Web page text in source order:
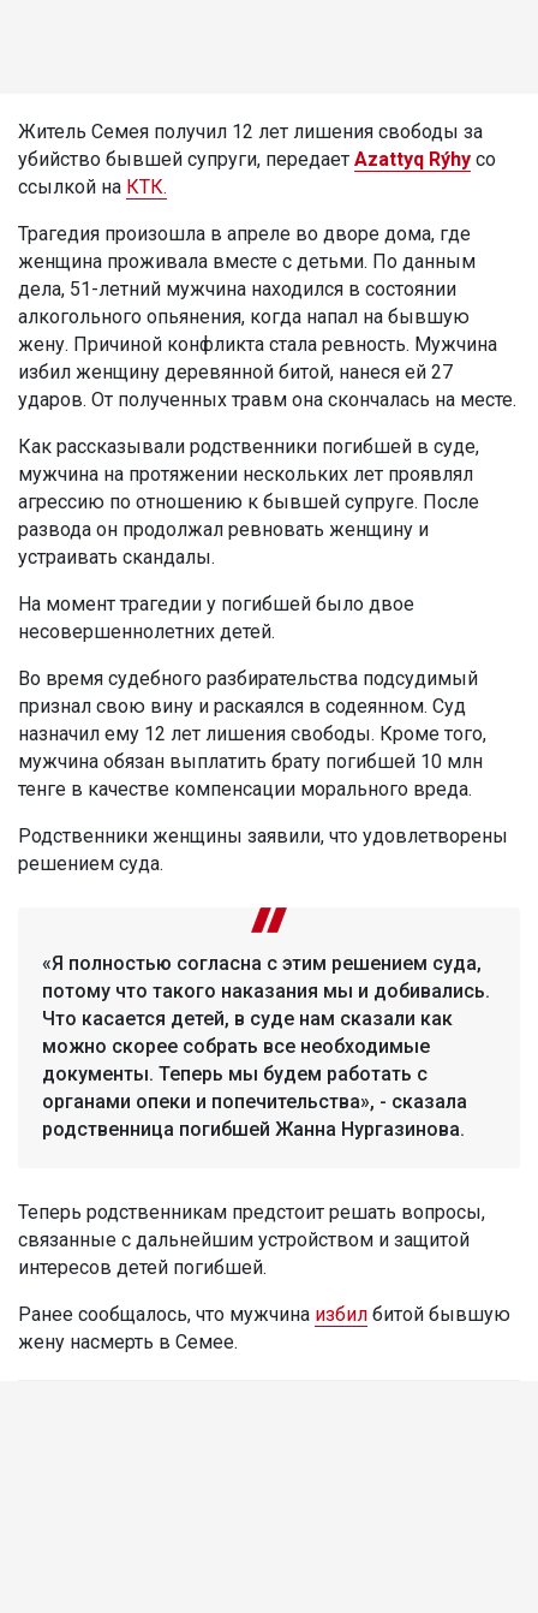
Житель Семея получил 12 лет лишения свободы за
убийство бывшей супруги, передает Azattyq Rýhy со
ссылкой на КТК.
Трагедия произошла в апреле во дворе дома, где
женщина проживала вместе с детьми. По данным
дела, 51-летний мужчина находился в состоянии
алкогольного опьянения, когда напал на бывшую
жену. Причиной конфликта стала ревность. Мужчина
избил женщину деревянной битой, нанеся ей 27
ударов. От полученных травм она скончалась на месте.
Как рассказывали родственники погибшей в суде,
мужчина на протяжении нескольких лет проявлял
агрессию по отношению к бывшей супруге. После
развода он продолжал ревновать женщину и
устраивать скандалы.
На момент трагедии у погибшей было двое
несовершеннолетних детей.
Во время судебного разбирательства подсудимый
признал свою вину и раскаялся в содеянном. Суд
назначил ему 12 лет лишения свободы. Кроме того,
мужчина обязан выплатить брату погибшей 10 млн
тенге в качестве компенсации морального вреда.
Родственники женщины заявили, что удовлетворены
решением суда.
«Я полностью согласна с этим решением суда,
потому что такого наказания мы и добивались.
Что касается детей, в суде нам сказали как
можно скорее собрать все необходимые
документы. Теперь мы будем работать с
органами опеки и попечительства», - сказала
родственница погибшей Жанна Нургазинова.
Теперь родственникам предстоит решать вопросы,
связанные с дальнейшим устройством и защитой
интересов детей погибшей.
Ранее сообщалось, что мужчина избил битой бывшую
жену насмерть в Семее.